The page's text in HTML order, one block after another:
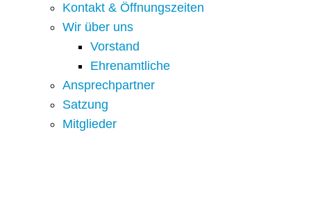
Kontakt & Öffnungszeiten
Wir über uns
Vorstand
Ehrenamtliche
Ansprechpartner
Satzung
Mitglieder